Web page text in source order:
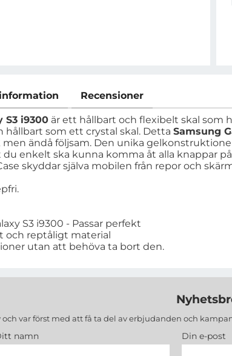
Recensioner
S3 i9300 är ett hållbart och flexibelt skal som
som ett crystal skal. Detta Samsung
ändå följsam. Den unika
du enkelt ska kunna komma åt alla
skyddar själva mobilen från repor och
S3 i9300 - Passar perfekt
och reptåligt material
utan att behöva ta bort den.
var först med att få ta del av erbjudanden och
namn Din e-post